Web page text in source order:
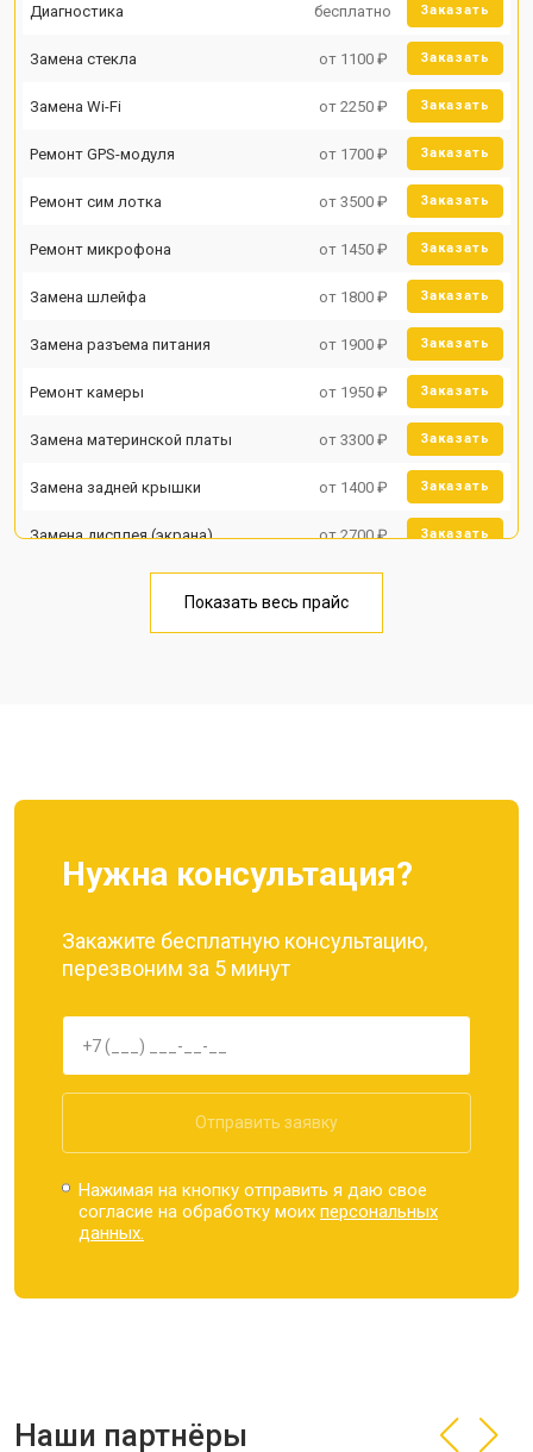
Диагностика бесплатно Заказать
Замена стекла от 1100 ₽ Заказать
Замена Wi-Fi от 2250 ₽ Заказать
Ремонт GPS-модуля от 1700 ₽ Заказать
Ремонт сим лотка от 3500 ₽ Заказать
Ремонт микрофона от 1450 ₽ Заказать
Замена шлейфа от 1800 ₽ Заказать
Замена разъема питания от 1900 ₽ Заказать
Ремонт камеры от 1950 ₽ Заказать
Замена материнской платы от 3300 ₽ Заказать
Замена задней крышки от 1400 ₽ Заказать
Замена дисплея (экрана) от 2700 ₽ Заказать
Замена кнопки включения от 1750 ₽
Показать весь прайс
Нужна консультация?
Закажите бесплатную консультацию,
перезвоним за 5 минут
Отправить заявку
Нажимая на кнопку отправить я даю свое
согласие на обработку моихперсональных
данных.
Наши партнёры